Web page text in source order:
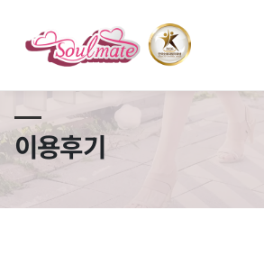
이용후기
쏠메이트×토모토모 프로모션 영상 full버전 보러